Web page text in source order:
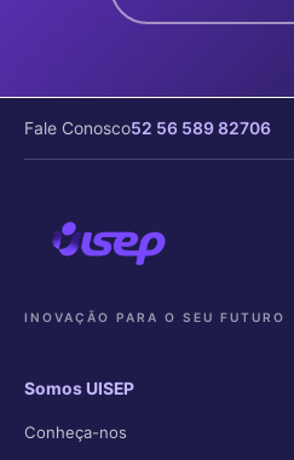
Fale Conosco52 56 589 82706
INOVAÇÃO PARA O SEU FUTURO
Somos UISEP
Conheça-nos